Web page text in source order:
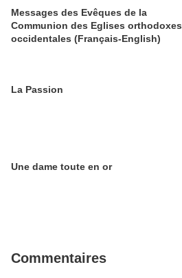
Messages des Evêques de la
Communion des Eglises orthodoxes
occidentales (Français-English)
La Passion
Une dame toute en or
Commentaires